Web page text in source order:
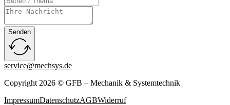
Senden
service@mechsys.de
Copyright 2026 © GFB – Mechanik & Systemtechnik
ImpressumDatenschutzAGBWiderruf